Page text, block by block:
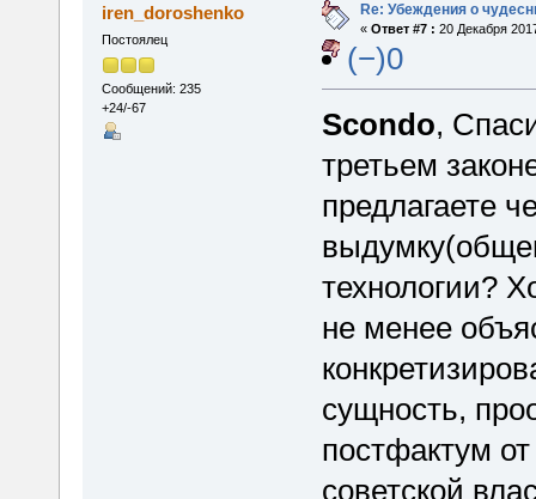
iren_doroshenko
Постоялец
Сообщений: 235
+24/-67
Re: Убеждения о
« Ответ #7 : 20 Декабря
(−)0
Scondo,
третьем
предлагаете
технологии?
не менее
сущность,
постфактум
советской